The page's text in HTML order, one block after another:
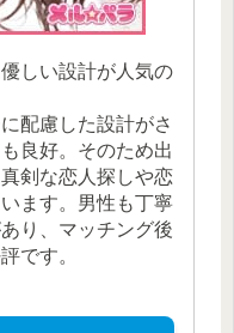
しい設計が人気の
配慮した設計がさ
良好。そのため出
剣な恋人探しや恋
ます。男性も丁寧
り、マッチング後
です。